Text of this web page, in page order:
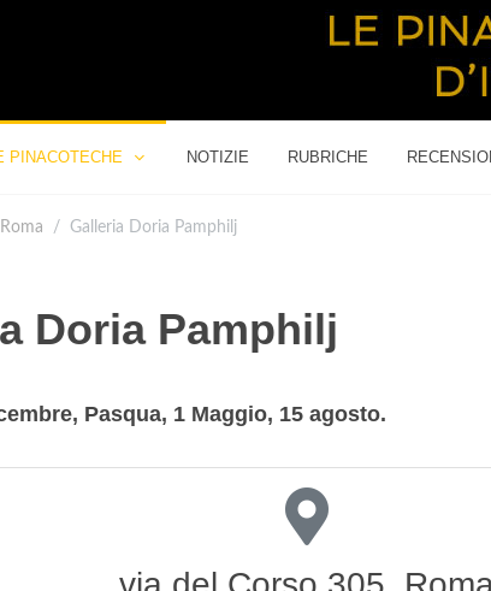
PINACOTECHE NOTIZIE RUBRICHE
Roma Galleria Doria Pamphilj
Doria Pamphilj
Pasqua, 1 Maggio, 15 agosto.